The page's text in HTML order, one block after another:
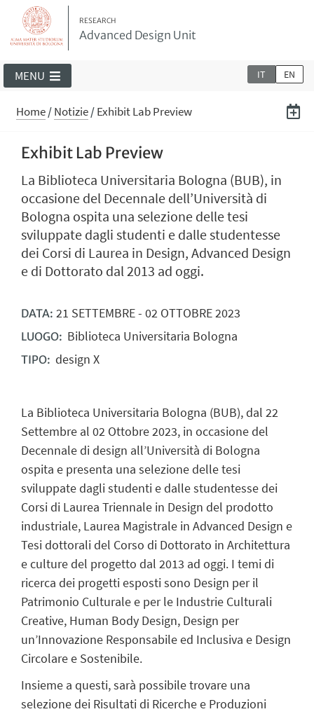
RESEARCH
Advanced Design Unit
IT EN
MENU
Home/Notizie/Exhibit Lab Preview
Exhibit Lab Preview
La Biblioteca Universitaria Bologna (BUB), in
occasione del Decennale dell’Università di
Bologna ospita una selezione delle tesi
sviluppate dagli studenti e dalle studentesse
dei Corsi di Laurea in Design, Advanced Design
e di Dottorato dal 2013 ad oggi.
DATA: 21 SETTEMBRE- 02 OTTOBRE2023
LUOGO: Biblioteca Universitaria Bologna
TIPO: design X
La Biblioteca Universitaria Bologna (BUB), dal 22
Settembre al 02 Ottobre 2023, in occasione del
Decennale di design all’Università di Bologna
ospita e presenta una selezione delle tesi
sviluppate dagli studenti e dalle studentesse dei
Corsi di Laurea Triennale in Design del prodotto
industriale, Laurea Magistrale in Advanced Design e
Tesi dottorali del Corso di Dottorato in Architettura
e culture del progetto dal 2013 ad oggi. I temi di
ricerca dei progetti esposti sono Design per il
Patrimonio Culturale e per le Industrie Culturali
Creative, Human Body Design, Design per
un’Innovazione Responsabile ed Inclusiva e Design
Circolare e Sostenibile.
Insieme a questi, sarà possibile trovare una
selezione dei Risultati di Ricerche e Produzioni